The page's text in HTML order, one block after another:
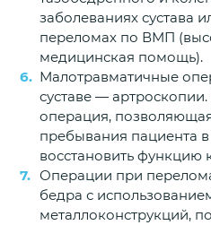
заболеваниях сустава
переломах по ВМП
медицинская помощь).
Малотравматичные
суставе —
операция,
пребывания пациента
восстановить функцию
Операции при
бедра с
металлоконструкций,